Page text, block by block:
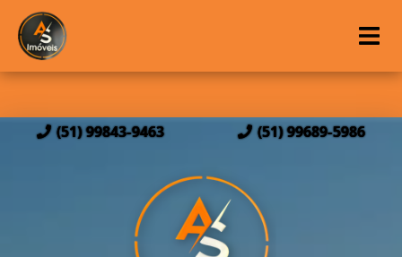
(51) 99843-9463 (51) 99689-5986